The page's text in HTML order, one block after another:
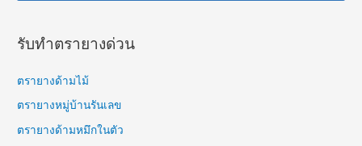
รับทำตรายางด่วน
ตรายางด้ามไม้
ตรายางหมู่บ้านรันเลข
ตรายางด้ามหมึกในตัว